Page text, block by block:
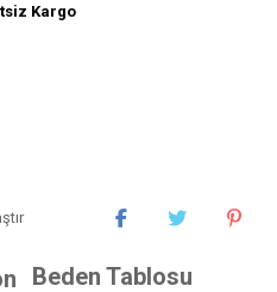
Kargo
Beden Tablosu